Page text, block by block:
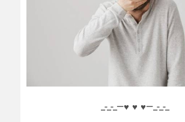
_-_-_—♥️ ♥️ ♥️—_-_-_